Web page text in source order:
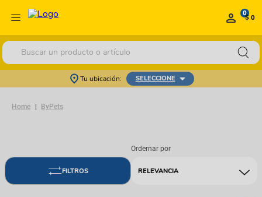
0$ 0
Buscar un producto o artículo
Tu ubicación: SELECCIONE
ByPets
RELEVANCIA